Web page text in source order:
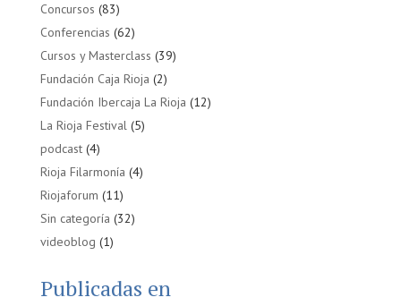
Concursos (83)
Conferencias (62)
Cursos y Masterclass (39)
Fundación Caja Rioja (2)
Fundación Ibercaja La Rioja (12)
La Rioja Festival(5)
podcast(4)
Rioja Filarmonía (4)
Riojaforum (11)
Sin categoría (32)
videoblog (1)
Publicadas en